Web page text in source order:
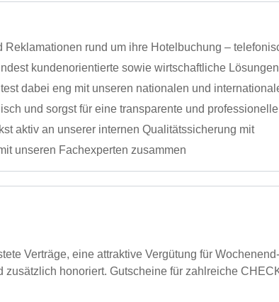
rund um ihre Hotelbuchung –
kundenorientierte sowie wirtschaftliche Lösungen
dabei eng mit unseren nationalen und
und sorgst für eine transparente und
aktiv an unserer internen Qualitätssicherung mit
unseren Fachexperten zusammen
Verträge, eine attraktive Vergütung für
honoriert. Gutscheine für zahlreiche